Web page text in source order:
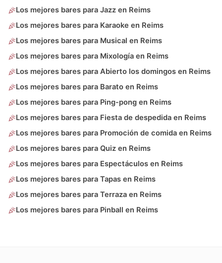
Los mejores bares para Jazz en Reims
Los mejores bares para Karaoke en Reims
Los mejores bares para Musical en Reims
Los mejores bares para Mixología en Reims
Los mejores bares para Abierto los domingos en Reims
Los mejores bares para Barato en Reims
Los mejores bares para Ping-pong en Reims
Los mejores bares para Fiesta de despedida en Reims
Los mejores bares para Promoción de comida en Reims
Los mejores bares para Quiz en Reims
Los mejores bares para Espectáculos en Reims
Los mejores bares para Tapas en Reims
Los mejores bares para Terraza en Reims
Los mejores bares para Pinball en Reims